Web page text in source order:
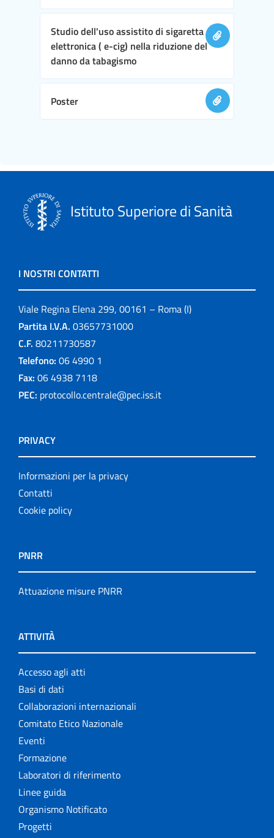
Studio dell'uso assistito di sigaretta
elettronica ( e-cig) nella riduzione del
danno da tabagismo
Poster
Istituto Superiore di Sanità
I NOSTRI CONTATTI
Viale Regina Elena 299, 00161 – Roma (I)
Partita I.V.A. 03657731000
C.F. 80211730587
Telefono: 06 4990 1
Fax: 06 4938 7118
PEC: protocollo.centrale@pec.iss.it
PRIVACY
Informazioni per la privacy
Contatti
Cookie policy
PNRR
Attuazione misure PNRR
ATTIVITÀ
Accesso agli atti
Basi di dati
Collaborazioni internazionali
Comitato Etico Nazionale
Eventi
Formazione
Laboratori di riferimento
Linee guida
Organismo Notificato
Progetti